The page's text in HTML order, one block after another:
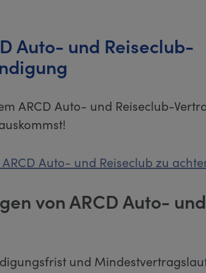
Auto- und Reiseclub-
ARCD Auto- und Reiseclub-
Auto- und Reiseclub zu
von ARCD Auto- und
und